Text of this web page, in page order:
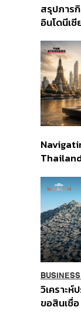
สรุปภาร
อินโดนีเ
ส่วนยุทธ
อินโดนีเซีย
Order
BUSINESS
วิเคราะ
ขอสินเชื่อ